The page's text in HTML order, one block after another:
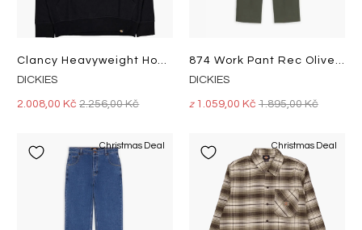
DICKIES
2.008,00 Kč2.256,00 Kč
DICKIES
z 1.059,00 Kč 1.895,00 Kč
Christmas Deal Christmas Deal